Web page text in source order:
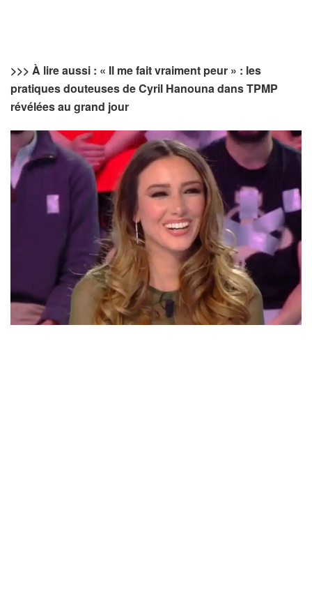
>>> À lire aussi : « Il me fait vraiment peur » : les
pratiques douteuses de Cyril Hanouna dans TPMP
révélées au grand jour